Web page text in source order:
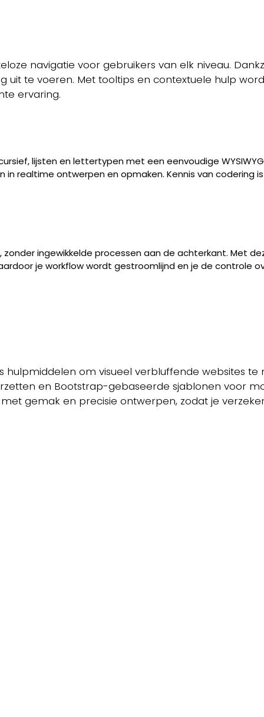
navigatie voor gebruikers van elk niveau.
uit te voeren. Met tooltips en contextuele hulp
ervaring.
lijsten en lettertypen met een eenvoudige
in realtime ontwerpen en opmaken. Kennis van codering
zonder ingewikkelde processen aan de achterkant. Met
je workflow wordt gestroomlijnd en je de controle
om visueel verbluffende websites te
en Bootstrap-gebaseerde sjablonen voor
gemak en precisie ontwerpen, zodat je